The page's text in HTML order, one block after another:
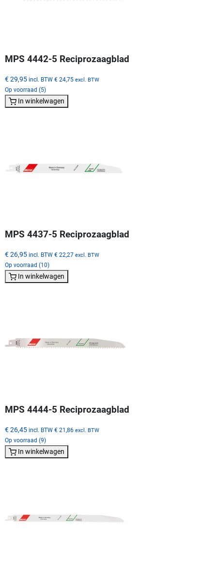
MPS 4442-5 Reciprozaagblad
€ 29,95 incl. BTW € 24,75 excl. BTW
Op voorraad (5)
In winkelwagen
MPS 4437-5 Reciprozaagblad
€ 26,95 incl. BTW € 22,27 excl. BTW
Op voorraad (10)
In winkelwagen
MPS 4444-5 Reciprozaagblad
€ 26,45 incl. BTW € 21,86 excl. BTW
Op voorraad (9)
In winkelwagen